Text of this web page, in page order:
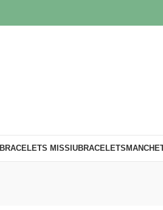
BRACELETS MISSIUBRACELETS